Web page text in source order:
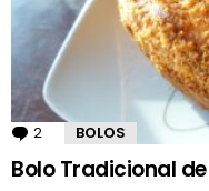
2 Comentários
BOLOS
Bolo Tradicional